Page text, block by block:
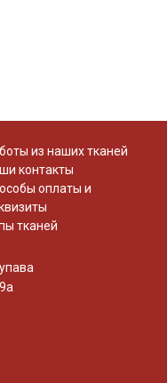
из наших тканей
контакты
оплаты и
тканей